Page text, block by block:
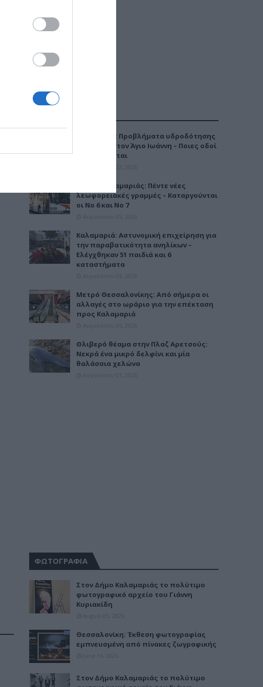
Καλαμαριά: Προβλήματα υδροδότησης
την Τρίτη στον Άγιο Ιωάννη – Ποιες οδοί
επηρεάζονται
Μετρό Καλαμαριάς: Πέντε νέες
λεωφορειακές γραμμές – Καταργούνται
οι Νο 6 και Νο 7
Καλαμαριά: Αστυνομική επιχείρηση για
την παραβατικότητα ανηλίκων –
Ελέγχθηκαν 51 παιδιά και 6
καταστήματα
Μετρό Θεσσαλονίκης: Από σήμερα οι
αλλαγές στο ωράριο για την επέκταση
προς Καλαμαριά
Θλιβερό θέαμα στην Πλαζ Αρετσούς:
Νεκρά ένα μικρό δελφίνι και μία
θαλάσσια χελώνα
ΦΩΤΟΓΡΑΦΙΑ
Στον Δήμο Καλαμαριάς το πολύτιμο
φωτογραφικό αρχείο του Γιάννη
Κυριακίδη
Θεσσαλονίκη: Έκθεση φωτογραφίας
εμπνευσμένη από πίνακες ζωγραφικής
Στον Δήμο Καλαμαριάς το πολύτιμο